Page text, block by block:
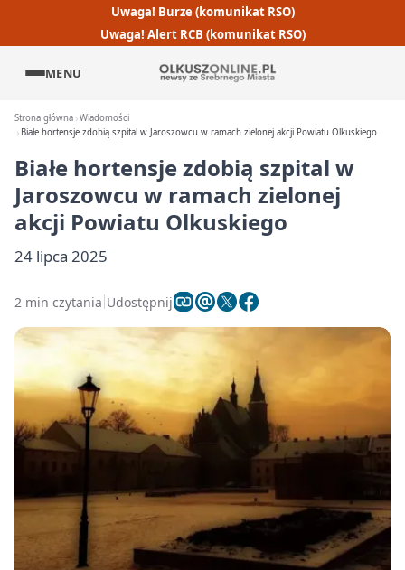
Uwaga! Burze (komunikat RSO)
Uwaga! Alert RCB (komunikat RSO)
MENU
Strona główna Wiadomości
Białe hortensje zdobią szpital w Jaroszowcu w ramach zielonej akcji Powiatu Olkuskiego
Białe hortensje zdobią szpital w
Jaroszowcu w ramach zielonej
akcji Powiatu Olkuskiego
24 lipca 2025
2 min czytania Udostępnij